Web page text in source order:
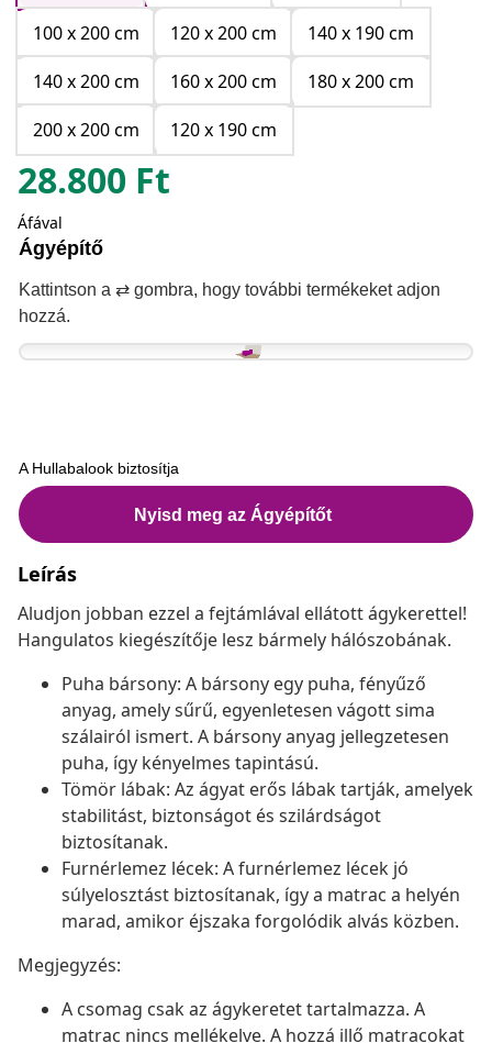
100 x 200 cm
120 x 200 cm
140 x 190 cm
140 x 200 cm
160 x 200 cm
180 x 200 cm
200 x 200 cm
120 x 190 cm
28.800 Ft
Áfával
Leírás
Aludjon jobban ezzel a fejtámlával ellátott ágykerettel!
Hangulatos kiegészítője lesz bármely hálószobának.
Puha bársony: A bársony egy puha, fényűző
anyag, amely sűrű, egyenletesen vágott sima
szálairól ismert. A bársony anyag jellegzetesen
puha, így kényelmes tapintású.
Tömör lábak: Az ágyat erős lábak tartják, amelyek
stabilitást, biztonságot és szilárdságot
biztosítanak.
Furnérlemez lécek: A furnérlemez lécek jó
súlyelosztást biztosítanak, így a matrac a helyén
marad, amikor éjszaka forgolódik alvás közben.
Megjegyzés:
A csomag csak az ágykeretet tartalmazza. A
matrac nincs mellékelve. A hozzá illő matracokat